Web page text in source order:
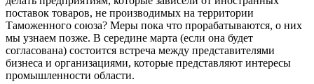
поставок товаров, не производимых на территории
Таможенного союза? Меры пока что прорабатываются, о них
мы узнаем позже. В середине марта (если она будет
согласована) состоится встреча между представителями
бизнеса и организациями, которые представляют интересы
промышленности области.